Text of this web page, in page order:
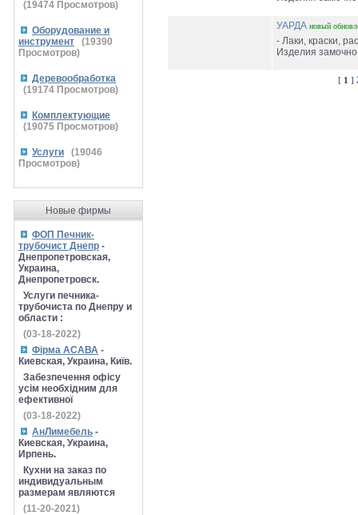
(19474 Просмотров)
Оборудование и
инструмент
(19390
Просмотров)
Деревообработка
(19174 Просмотров)
Комплектующие
(19075 Просмотров)
Услуги (19046
Просмотров)
Новые фирмы
ФОП Печник-
трубочист Днепр -
Днепропетровская,
Украина,
Днепропетровск.
Услуги печника-
трубочиста по Днепру и
области :
(03-18-2022)
Фірма АСАВА -
Киевская, Украина, Київ.
Забезпечення офісу
усім необхідним для
ефективної
(03-18-2022)
АнЛимебель -
Киевская, Украина,
Ирпень.
Кухни на заказ по
индивидуальным
размерам являются
(11-20-2021)
УАРДА новый
- Лаки, краски,
Изделия
[ 1 ]